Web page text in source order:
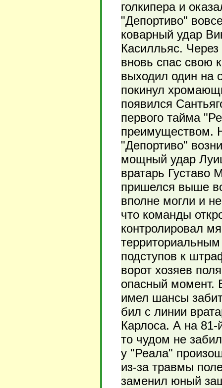
голкипера и
"Депортиво"
коварный удар
Касилльяс.
вновь спас свою
выходил один на
покинул
появился
первого тайма
преимуществом.
"Депортиво"
мощный удар
вратарь Густаво
пришелся выше
вполне могли и
что команды
контролировал
подступов к
ворот хозяев
опасный момент.
имел шансы
бил с линии
Карлоса. А на 81-
то чудом не
у "Реала"
из-за травмы
заменил юный